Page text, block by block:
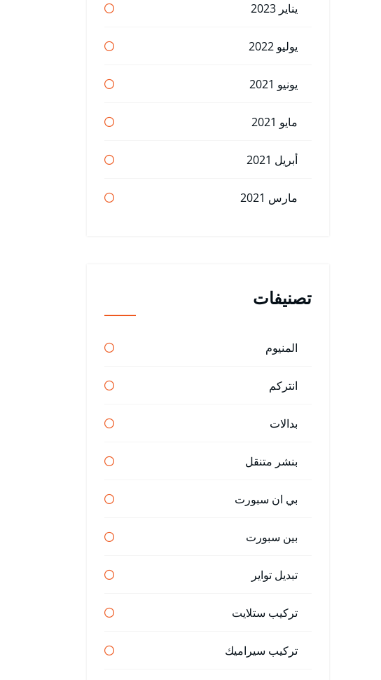
يناير 2023
يوليو 2022
يونيو 2021
مايو 2021
أبريل 2021
مارس 2021
تصنيفات
المنيوم
انتركم
بدالات
بنشر متنقل
بي ان سبورت
بين سبورت
تبديل تواير
تركيب ستلايت
تركيب سيراميك